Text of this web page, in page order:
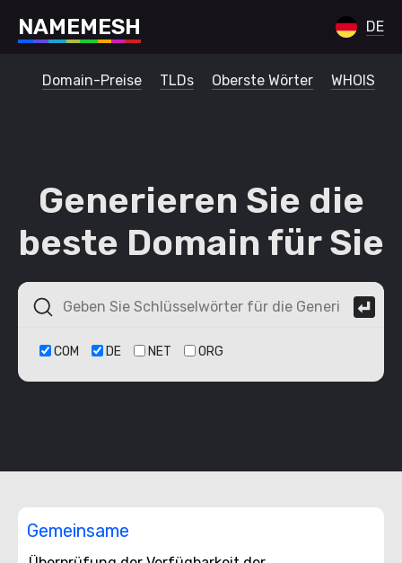
NAMEMESH DE
Domain-Preise TLDs Oberste Wörter WHOIS
Generieren Sie die
beste Domain für Sie
COM DE NET ORG
Gemeinsame